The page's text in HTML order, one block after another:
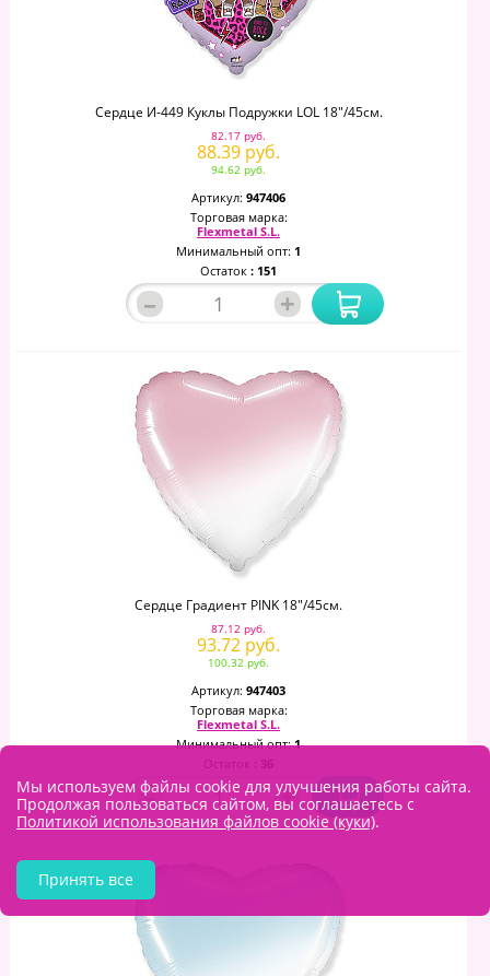
Сердце И-449 Куклы Подружки LOL 18"/45см.
82.17 руб.
88.39 руб.
94.62 руб.
Артикул: 947406
Торговая марка:
Flexmetal S.L.
Минимальный опт: 1
Остаток : 151
– +
Сердце Градиент PINK 18"/45см.
87.12 руб.
93.72 руб.
100.32 руб.
Артикул: 947403
Торговая марка:
Flexmetal S.L.
Минимальный опт:1
Остаток
: 36
– +
Мы используем файлы cookie для улучшения работы сайта.
Продолжая пользоваться сайтом, вы соглашаетесь с
Политикой использования файлов cookie (куки).
Принять все